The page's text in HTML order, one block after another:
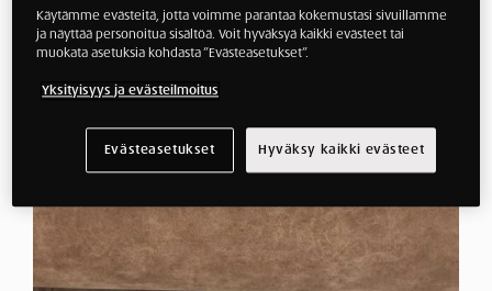
Käytämme evästeitä, jotta voimme parantaa kokemustasi sivuillamme
ja näyttää personoitua sisältöä. Voit hyväksyä kaikki evästeet tai
muokata asetuksia kohdasta ”Evästeasetukset”.
Yksityisyys ja evästeilmoitus
Evästeasetukset Hyväksy kaikki evästeet